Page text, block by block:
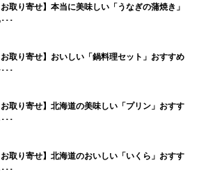
お取り寄せ】本当に美味しい「うなぎの蒲焼き」
･･
お取り寄せ】おいしい「鍋料理セット」おすすめ
･･
お取り寄せ】北海道の美味しい「プリン」おすす
･･
お取り寄せ】北海道のおいしい「いくら」おすす
･･